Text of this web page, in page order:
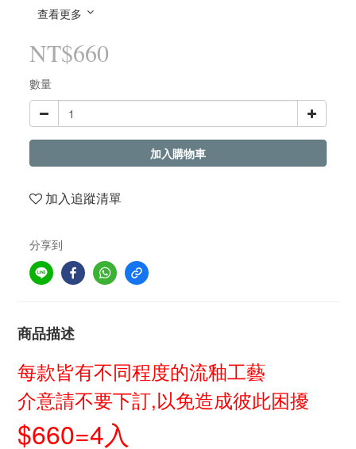
查看更多
NT$660
數量
加入購物車
加入追蹤清單
分享到
商品描述
每款皆有不同程度的流釉工藝
介意請不要下訂,以免造成彼此困擾
$660=4入